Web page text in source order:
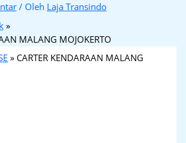
/ Oleh Laja Transindo
MALANG MOJOKERTO
» CARTER KENDARAAN MALANG